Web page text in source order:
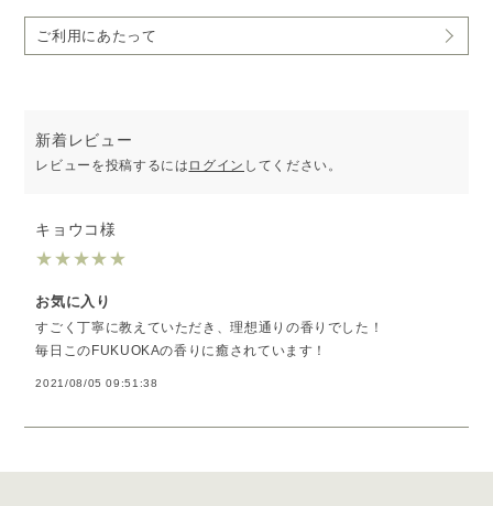
・家族と過ごすリビングに
ご利用にあたって
新着レビュー
レビューを投稿するには ログイン してください。
キョウコ様
★★★★★
お気に入り
すごく丁寧に教えていただき、理想通りの香りでした！
毎日このFUKUOKAの香りに癒されています！
2021/08/05 09:51:38